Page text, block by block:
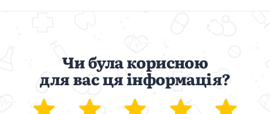
Чи була корисною
для вас ця інформація?